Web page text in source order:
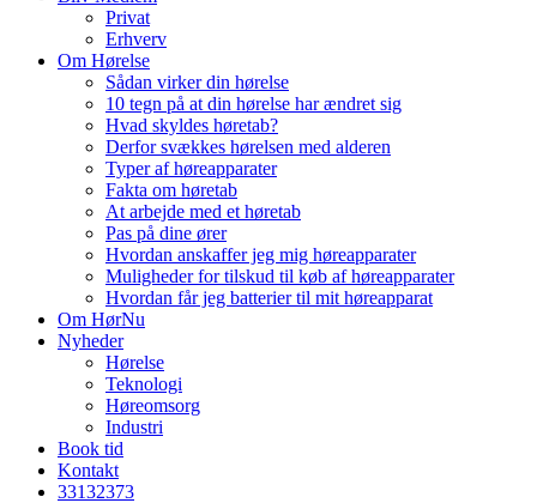
Privat
Erhverv
Om Hørelse
Sådan virker din hørelse
10 tegn på at din hørelse har ændret sig
Hvad skyldes høretab?
Derfor svækkes hørelsen med alderen
Typer af høreapparater
Fakta om høretab
At arbejde med et høretab
Pas på dine ører
Hvordan anskaffer jeg mig høreapparater
Muligheder for tilskud til køb af høreapparater
Hvordan får jeg batterier til mit høreapparat
Om HørNu
Nyheder
Hørelse
Teknologi
Høreomsorg
Industri
Book tid
Kontakt
33132373